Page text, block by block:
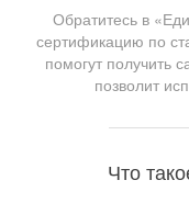
Обратитесь в
сертификацию по
помогут получить
позволит
Что